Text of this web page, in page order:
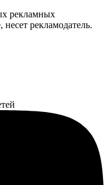
рекламных
рекламодатель.